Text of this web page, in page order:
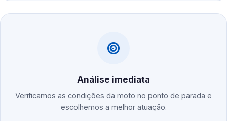
Análise imediata
Verificamos as condições da moto no ponto de parada e
escolhemos a melhor atuação.